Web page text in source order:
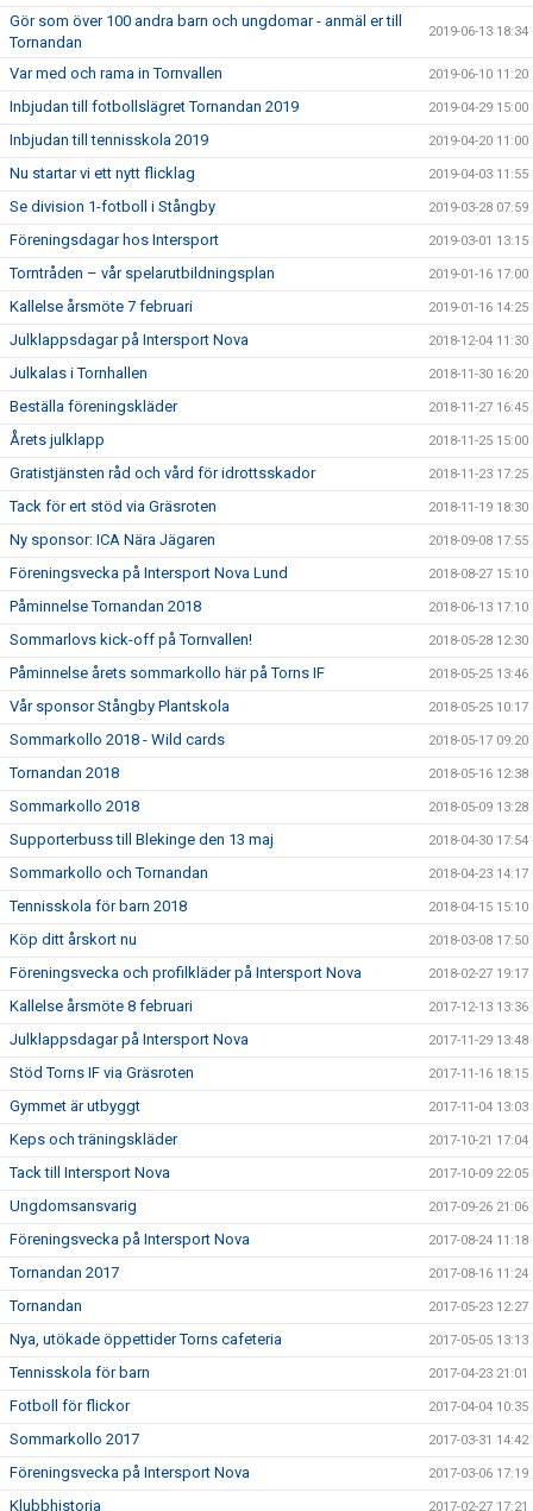
Gör som över 100 andra barn och ungdomar - anmäl er till
Tornandan
2019-06-13 18:34
Var med och rama in Tornvallen 2019-06-10 11:20
Inbjudan till fotbollslägret Tornandan 2019 2019-04-29 15:00
Inbjudan till tennisskola 2019 2019-04-20 11:00
Nu startar vi ett nytt flicklag 2019-04-03 11:55
Se division 1-fotboll i Stångby 2019-03-28 07:59
Föreningsdagar hos Intersport 2019-03-01 13:15
Torntråden – vår spelarutbildningsplan 2019-01-16 17:00
Kallelse årsmöte 7 februari 2019-01-16 14:25
Julklappsdagar på Intersport Nova 2018-12-04 11:30
Julkalas i Tornhallen 2018-11-30 16:20
Beställa föreningskläder 2018-11-27 16:45
Årets julklapp 2018-11-25 15:00
Gratistjänsten råd och vård för idrottsskador 2018-11-23 17:25
Tack för ert stöd via Gräsroten 2018-11-19 18:30
Ny sponsor: ICA Nära Jägaren 2018-09-08 17:55
Föreningsvecka på Intersport Nova Lund 2018-08-27 15:10
Påminnelse Tornandan 2018 2018-06-13 17:10
Sommarlovs kick-off på Tornvallen! 2018-05-28 12:30
Påminnelse årets sommarkollo här på Torns IF 2018-05-25 13:46
Vår sponsor Stångby Plantskola 2018-05-25 10:17
Sommarkollo 2018 - Wild cards 2018-05-17 09:20
Tornandan 2018 2018-05-16 12:38
Sommarkollo 2018 2018-05-09 13:28
Supporterbuss till Blekinge den 13 maj 2018-04-30 17:54
Sommarkollo och Tornandan 2018-04-23 14:17
Tennisskola för barn 2018 2018-04-15 15:10
Köp ditt årskort nu 2018-03-08 17:50
Föreningsvecka och profilkläder på Intersport Nova 2018-02-27 19:17
Kallelse årsmöte 8 februari 2017-12-13 13:36
Julklappsdagar på Intersport Nova 2017-11-29 13:48
Stöd Torns IF via Gräsroten 2017-11-16 18:15
Gymmet är utbyggt 2017-11-04 13:03
Keps och träningskläder 2017-10-21 17:04
Tack till Intersport Nova 2017-10-09 22:05
Ungdomsansvarig 2017-09-26 21:06
Föreningsvecka på Intersport Nova 2017-08-24 11:18
Tornandan 2017 2017-08-16 11:24
Tornandan 2017-05-23 12:27
Nya, utökade öppettider Torns cafeteria 2017-05-05 13:13
Tennisskola för barn 2017-04-23 21:01
Fotboll för flickor 2017-04-04 10:35
Sommarkollo 2017 2017-03-31 14:42
Föreningsvecka på Intersport Nova 2017-03-06 17:19
Klubbhistoria 2017-02-27 17:21